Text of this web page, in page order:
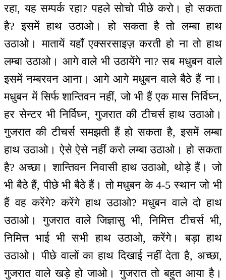
रहा, यह सम्पर्क रहा? पहले सोचो पीछे करो। हो सकता
है? इसमें हाथ उठाओ। हो सकता है तो लम्बा हाथ
उठाओ। मातायें यहाँ एक्सरसाइज़ करती हो ना तो हाथ
लम्बा उठाओ। आगे वाले भी उठायेंगे ना? सब मधुबन वाले
इसमें नम्बरवन आना। आगे आगे मधुबन वाले बैठे हैं ना।
मधुबन में सिर्फ शान्तिवन नहीं, जो भी हैं एक मास निर्विघ्न,
हर सेन्टर भी निर्विघ्न, गुजरात की टीचर्स हाथ उठाओ।
गुजरात की टीचर्स समझती हैं हो सकता है, इसमें लम्बा
हाथ उठाओ। ऐसे ऐसे नहीं करो लम्बा उठाओ। हो सकता
है? अच्छा। शान्तिवन निवासी हाथ उठाओ, थोड़े हैं। जो
भी बैठे हैं, पीछे भी बैठे हैं। तो मधुबन के 4-5 स्थान जो भी
हैं वह करेंगे? करेंगे हाथ उठाओ? मधुबन वाले दो हाथ
उठाओ। गुजरात वाले जिज्ञासु भी, निमित्त टीचर्स भी,
निमित्त भाई भी सभी हाथ उठाओ, करेंगे। बड़ा हाथ
उठाओ। पीछे वालों का हाथ दिखाई नहीं देता है, अच्छा,
गुजरात वाले खड़े हो जाओ। गुजरात तो बहुत आया है।